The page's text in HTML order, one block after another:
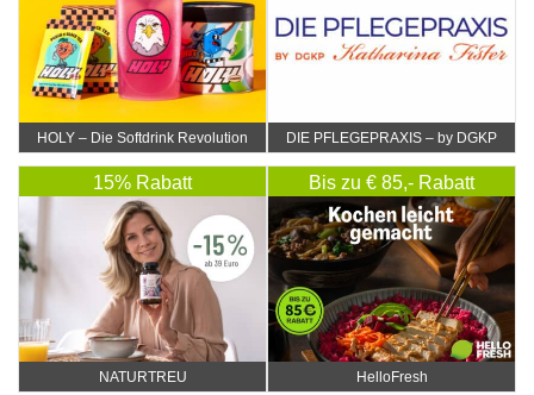
HOLY – Die Softdrink Revolution
DIE PFLEGEPRAXIS – by DGKP
15% Rabatt
NATURTREU
Bis zu € 85,- Rabatt
HelloFresh